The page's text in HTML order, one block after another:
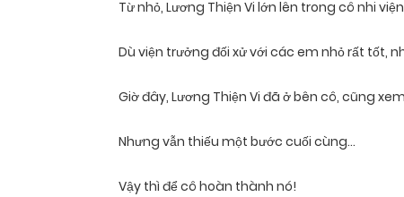
Từ nhỏ, Lương Thiện Vi lớn lên trong cô nhi
Dù viện trưởng đối xử với các em nhỏ rất tốt,
Giờ đây, Lương Thiện Vi đã ở bên cô, cũng
Nhưng vẫn thiếu một bước cuối cùng…
Vậy thì để cô hoàn thành nó!